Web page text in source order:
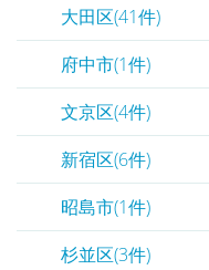
大田区(41件)
府中市(1件)
文京区(4件)
新宿区(6件)
昭島市(1件)
杉並区(3件)